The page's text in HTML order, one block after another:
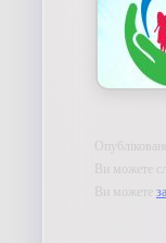
Ви можете
Ви можете